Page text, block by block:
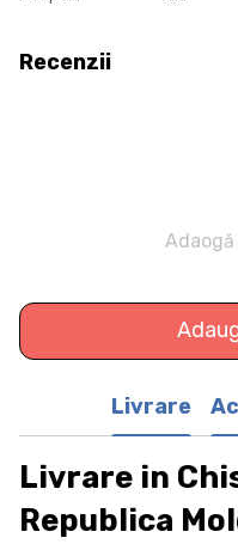
Recenzii
Livrare
Livrare in
Republica